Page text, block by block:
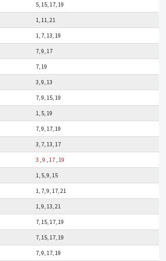
5, 15, 17, 19
1, 11, 21
1, 7, 13, 19
7, 9, 17
7, 19
3, 9, 13
7, 9, 15, 19
1, 5, 19
7, 9, 17, 19
3, 7, 13, 17
3 ,9 ,17,19
1, 5, 9, 15
1, 7, 9, 17, 21
1, 9, 13, 21
7, 15, 17, 19
7, 15, 17, 19
7, 9, 17, 19